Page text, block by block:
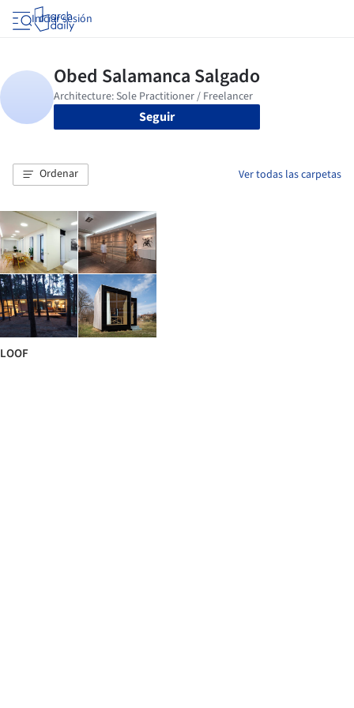
Iniciar sesión
Seguir
Ordenar Ver todas las carpetas
LOOF